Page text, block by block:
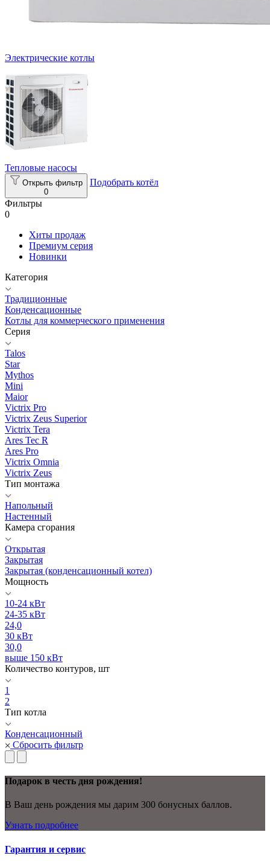
Электрические котлы
Тепловые насосы
Открыть фильтр
0
Подобрать котёл
Фильтры
0
Хиты продаж
Премиум серия
Новинки
Категория
Традиционные
Конденсационные
Котлы для коммерческого применения
Серия
Talos
Star
Mythos
Mini
Maior
Victrix Pro
Victrix Zeus Superior
Victrix Tera
Ares Tec R
Ares Pro
Victrix Omnia
Victrix Zeus
Тип монтажа
Напольный
Настенный
Камера сгорания
Открытая
Закрытая
Закрытая (конденсационный котел)
Мощность
10-24 кВт
24-35 кВт
24,0
30 кВт
30,0
выше 150 кВт
Количество контуров, шт
1
2
Тип котла
Конденсационный
Сбросить фильтр
Подарок в честь дня рождения!
В Ваш день рождения мы дарим 300 бонусных баллов.
Узнать подробнее
Гарантия и сервис